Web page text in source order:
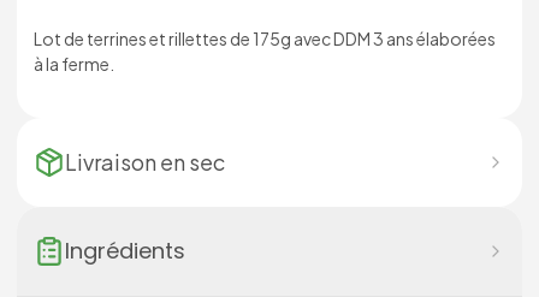
Lot de terrines et rillettes de 175g avec DDM 3 ans élaborées
à la ferme.
Livraison en sec
Ingrédients